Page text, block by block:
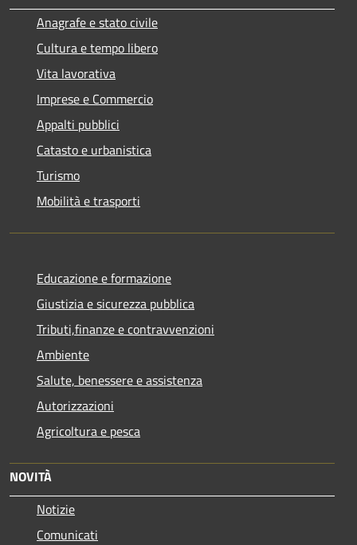
Anagrafe e stato civile
Cultura e tempo libero
Vita lavorativa
Imprese e Commercio
Appalti pubblici
Catasto e urbanistica
Turismo
Mobilità e trasporti
Educazione e formazione
Giustizia e sicurezza pubblica
Tributi,finanze e contravvenzioni
Ambiente
Salute, benessere e assistenza
Autorizzazioni
Agricoltura e pesca
NOVITÀ
Notizie
Comunicati